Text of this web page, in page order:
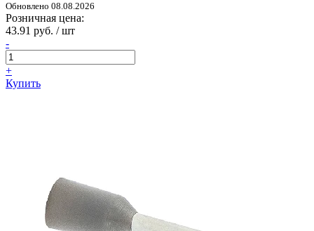
Обновлено 08.08.2026
Розничная цена:
43.91 руб. / шт
-
+
Купить